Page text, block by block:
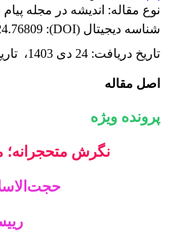
نوع مقاله: اندیشه در مجله
شناسه دیجیتال (DOI):
تاریخ دریافت: 24 دی 1403 ،
اصل مقاله
پرونده ویژه
نگرش‌ متحجرانه؛